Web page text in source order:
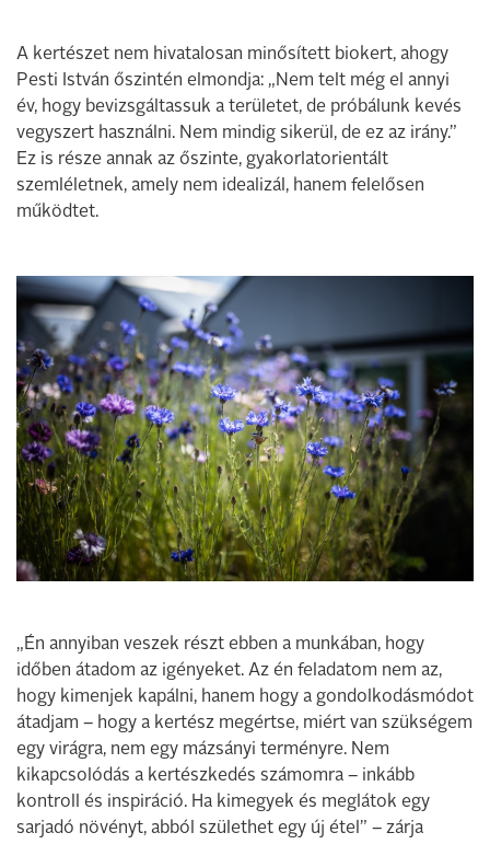
A kertészet nem hivatalosan minősített biokert, ahogy
Pesti István őszintén elmondja: „Nem telt még el annyi
év, hogy bevizsgáltassuk a területet, de próbálunk kevés
vegyszert használni. Nem mindig sikerül, de ez az irány.”
Ez is része annak az őszinte, gyakorlatorientált
szemléletnek, amely nem idealizál, hanem felelősen
működtet.
„Én annyiban veszek részt ebben a munkában, hogy
időben átadom az igényeket. Az én feladatom nem az,
hogy kimenjek kapálni, hanem hogy a gondolkodásmódot
átadjam – hogy a kertész megértse, miért van szükségem
egy virágra, nem egy mázsányi terményre. Nem
kikapcsolódás a kertészkedés számomra – inkább
kontroll és inspiráció. Ha kimegyek és meglátok egy
sarjadó növényt, abból születhet egy új étel” – zárja